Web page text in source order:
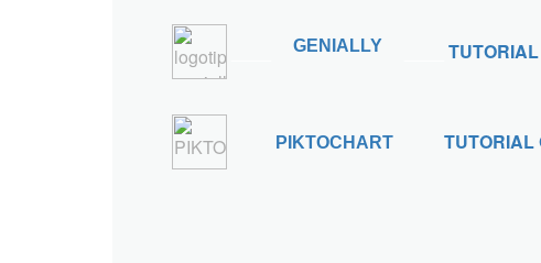
GENIALLY
PIKTOCHART TUTORIAL